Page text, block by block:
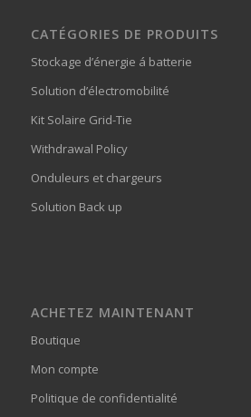
CATÉGORIES DE PRODUITS
Stockage d’énergie á batterie
Solution d’électromobilité
Kit Solaire Grid-Tie
Withdrawal Policy
Onduleurs et chargeurs
Solution Back up
ACHETEZ MAINTENANT
Boutique
Mon compte
Politique de confidentialité